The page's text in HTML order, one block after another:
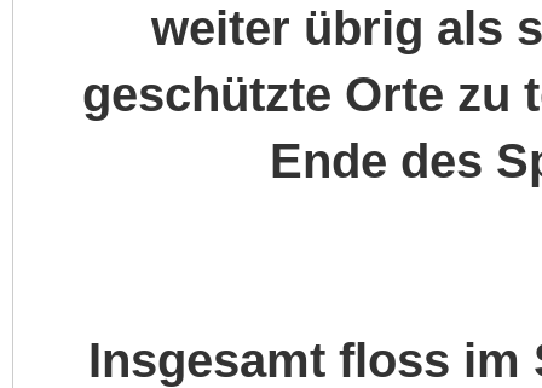
weiter übrig als
geschützte Orte zu
Ende des
Insgesamt floss im